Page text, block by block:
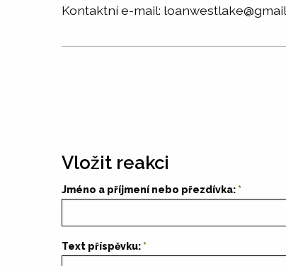
Kontaktní e-mail:
Vložit reakci
Jméno a příjmení nebo přezdívka:
Text příspěvku: